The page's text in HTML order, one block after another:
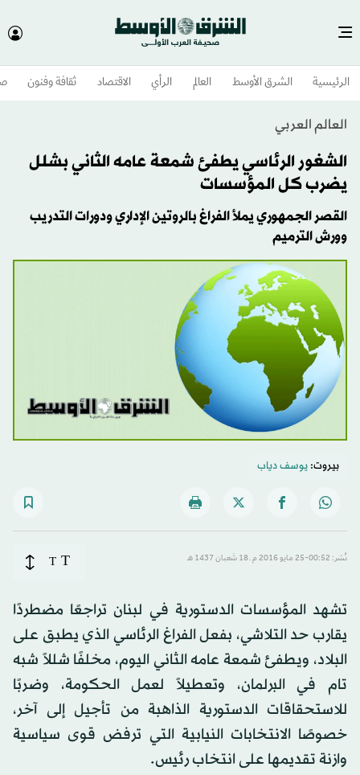
الرئيسية الشرق الأوسط​ العالم الرأي الاقتصاد ثقافة وفنون
العالم العربي
الشغور الرئاسي يطفئ شمعة عامه الثاني بشلل
يضرب كل المؤسسات
القصر الجمهوري يملأ الفراغ بالروتين الإداري ودورات التدريب
وورش الترميم
بيروت:يوسف دياب
نُشر: 00:52-25 مايو 2016 م ـ 18 شَعبان 1437 هـ T
T
تشهد المؤسسات الدستورية في لبنان تراجعًا مضطردًا
يقارب حد التلاشي، بفعل الفراغ الرئاسي الذي يطبق على
البلاد، ويطفئ شمعة عامه الثاني اليوم، مخلفًا شللاً شبه
تام في البرلمان، وتعطيلاً لعمل الحكومة، وضربًا
للاستحقاقات الدستورية الذاهبة من تأجيل إلى آخر،
خصوصًا الانتخابات النيابية التي ترفض قوى سياسية
وازنة تقديمها على انتخاب رئيس.